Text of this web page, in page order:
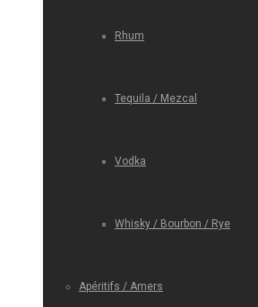
Rhum
Tequila / Mezcal
Vodka
Whisky / Bourbon / Rye
Apéritifs / Amers